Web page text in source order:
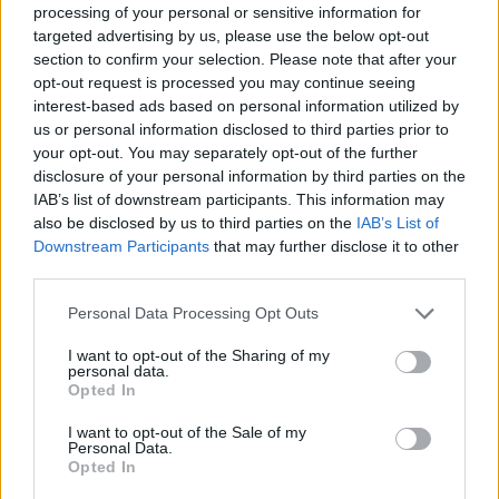
processing of your personal or sensitive information for
targeted advertising by us, please use the below opt-out
section to confirm your selection. Please note that after your
opt-out request is processed you may continue seeing
interest-based ads based on personal information utilized by
us or personal information disclosed to third parties prior to
your opt-out. You may separately opt-out of the further
disclosure of your personal information by third parties on the
IAB’s list of downstream participants. This information may
also be disclosed by us to third parties on the IAB’s List of
Downstream Participants that may further disclose it to other
Personal Data Processing Opt Outs
I want to opt-out of the Sharing of my
personal data.
Opted In
I want to opt-out of the Sale of my
Personal Data.
Opted In
Choroby warg sromowych
Bielactwo warg sromowych
Forum:Ginekologia - forum dla rodziny i
pacjentki
POWIĄZANE
embolizacja mięśniaków macicy
ropień gruczołu bartholina opryszczka
Reklama: